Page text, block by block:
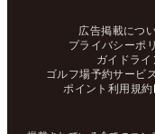
広告掲載につ
プライバシーポ
ガイドライ
ゴルフ場予約サービ
ポイント利用規約